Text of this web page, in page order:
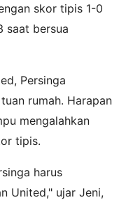
skor tipis 1-0
saat bersua
Persinga
rumah. Harapan
mengalahkan
tipis.
harus
United," ujar Jeni,